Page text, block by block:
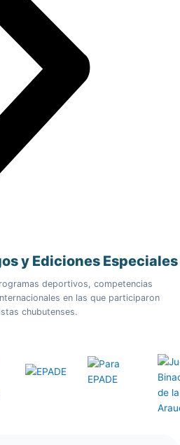
y Ediciones Especiales
deportivos, competencias
en las que participaron
chubutenses.